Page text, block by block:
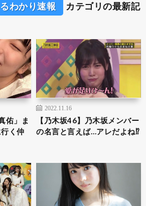
わかり速報
カテゴリの最新記
佑」ま
く仲
2022.11.16
【乃木坂46】乃木坂メンバー
の名言と言えば…アレだよね⁉︎